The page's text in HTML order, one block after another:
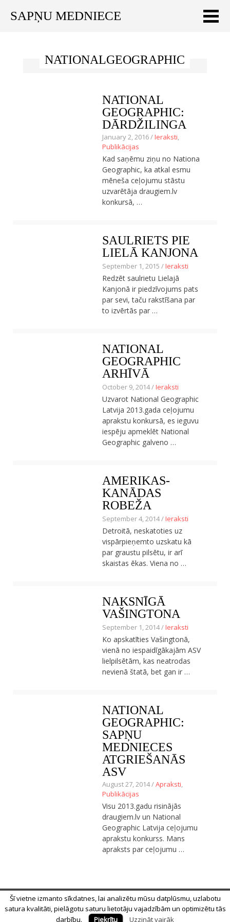
Meklēt:
Sākums
Praktiski ieteikumi
Publikācijas
Par mums
Ceļojumu apraksti
Jaunākie ieraksti
Par mums
Praktiski ieteikumi
Privātuma politika
Publikācijas
Par mums
Praktiski ieteikumi
Privātuma politika
SAPŅU MEDNIECE
NATIONALGEOGRAPHIC
NATIONAL
GEOGRAPHIC:
DĀRDŽILINGA
January 2, 2016 /Ieraksti,
Publikācijas
Kad saņēmu ziņu no Nationa
Geographic, ka atkal esmu
mēneša ceļojumu stāstu
uzvarētāja draugiem.lv
konkursā, …
SAULRIETS PIE
LIELĀ KANJONA
September 1, 2015 /Ieraksti
Redzēt saulrietu Lielajā
Kanjonā ir piedzīvojums pats
par sevi, taču rakstīšana par
to izvērtās par …
NATIONAL
GEOGRAPHIC
ARHĪVĀ
October 9, 2014 /Ieraksti
Uzvarot National Geographic
Latvija 2013.gada ceļojumu
aprakstu konkursā, es ieguvu
iespēju apmeklēt National
Geographic galveno …
AMERIKAS-
KANĀDAS
ROBEŽA
September 4, 2014 /Ieraksti
Detroitā, neskatoties uz
vispārpieņemto uzskatu kā
par graustu pilsētu, ir arī
skaistas ēkas. Viena no …
NAKSNĪGĀ
VAŠINGTONA
September 1, 2014 /Ieraksti
Ko apskatīties Vašingtonā,
vienā no iespaidīgākajām ASV
lielpilsētām, kas neatrodas
nevienā štatā, bet gan ir …
NATIONAL
GEOGRAPHIC:
SAPŅU
MEDNIECES
ATGRIEŠANĀS
ASV
August 27, 2014 /Apraksti,
Publikācijas
Visu 2013.gadu risinājās
draugiem.lv un National
Geographic Latvija ceļojumu
aprakstu konkurss. Mans
apraksts par ceļojumu …
© 2018 Alīna Andrušaite, Jēkabs Andrušaitis
Sākums
Par mums Privātuma politika
Šī vietne izmanto sīkdatnes, lai analizētu mūsu datplūsmu, uzlabotu
satura kvalitāti, pielāgotu saturu lietotāju vajadzībām un optimizētu tās
darbību.
Piekrītu Uzzināt vairāk